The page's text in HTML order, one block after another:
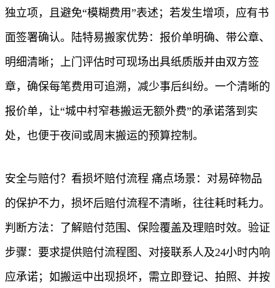
独立项，且避免“模糊费用”表述；若发生增项，应有书
面签署确认。陆特易搬家优势：报价单明确、带公章、
明细清晰；上门评估时可现场出具纸质版并由双方签
章，确保每笔费用可追溯，减少事后纠纷。一个清晰的
报价单，让“城中村窄巷搬运无额外费”的承诺落到实
处，也便于夜间或周末搬运的预算控制。
安全与赔付？看损坏赔付流程 痛点场景：对易碎物品
的保护不力，损坏后赔付流程不清晰，往往耗时耗力。
判断方法：了解赔付范围、保险覆盖及理赔时效。验证
步骤：要求提供赔付流程图、对接联系人及24小时内响
应承诺；如搬运中出现损坏，需立即登记、拍照、并按